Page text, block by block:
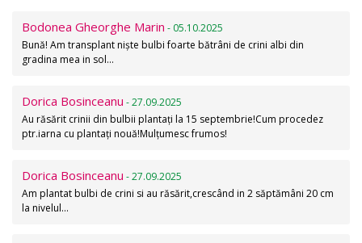
Bodonea Gheorghe Marin - 05.10.2025
Bună! Am transplant niște bulbi foarte bătrâni de crini albi din
gradina mea in sol…
Dorica Bosinceanu - 27.09.2025
Au răsărit crinii din bulbii plantați la 15 septembrie!Cum procedez
ptr.iarna cu plantați nouă!Mulțumesc frumos!
Dorica Bosinceanu - 27.09.2025
Am plantat bulbi de crini si au răsărit,crescând in 2 săptămâni 20 cm
la nivelul…